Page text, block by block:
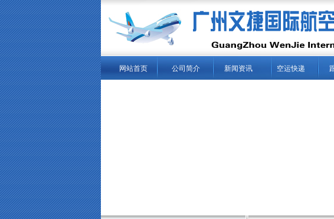
网站首页 公司简介 新闻资讯 空运快递